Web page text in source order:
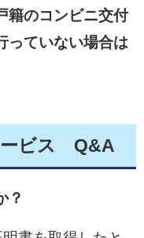
のコンビニ交付
っていない場合は
ービス Q&A
？